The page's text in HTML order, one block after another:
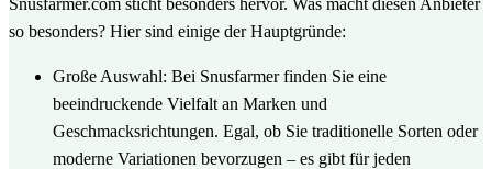
Snusfarmer.com sticht besonders hervor. Was macht diesen Anbieter
so besonders? Hier sind einige der Hauptgründe:
Große Auswahl: Bei Snusfarmer finden Sie eine
beeindruckende Vielfalt an Marken und
Geschmacksrichtungen. Egal, ob Sie traditionelle Sorten oder
moderne Variationen bevorzugen – es gibt für jeden